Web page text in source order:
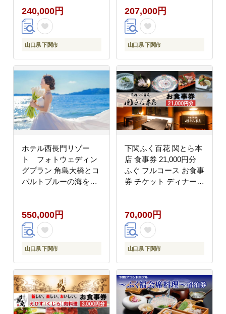
240,000円
山口県 下関市
207,000円
山口県 下関市
ホテル西長門リゾー
ト フォトウェディン
グプラン 角島大橋とコ
バルトブルーの海を背
550,000円
山口県 下関市
下関ふく百花 関とら本
店 食事券 21,000円分
ふぐ フルコース お食事
券 チケット ディナー
70,000円
山口県 下関市